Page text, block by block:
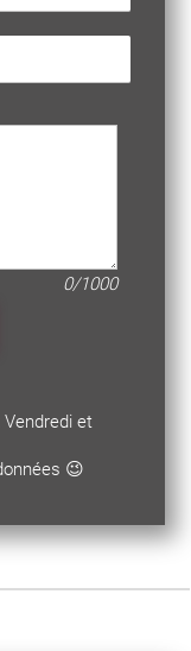
0/1000
et
😉